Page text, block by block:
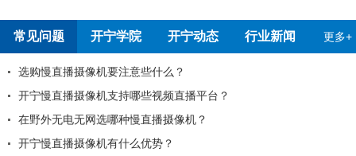
常见问题 开宁学院 开宁动态 行业新闻 更多+
？
直播平台？
像机？
工程商如何制定营销方案？